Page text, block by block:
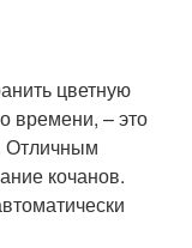
цветную
времени, – это
Отличным
кочанов.